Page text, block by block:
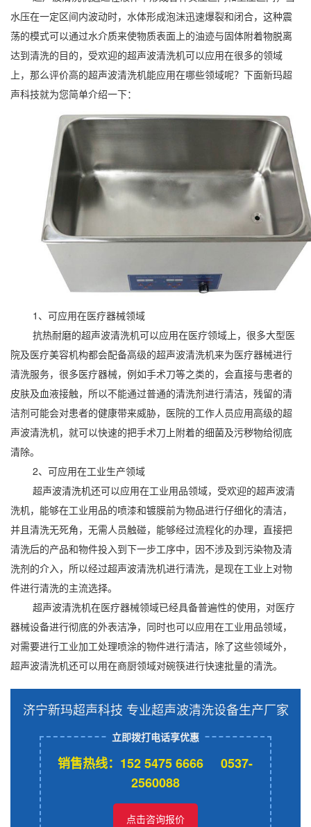
水压在一定区间内波动时，水体形成泡沫迅速爆裂和闭合，这种震
荡的模式可以通过水介质来使物质表面上的油迹与固体附着物脱离
达到清洗的目的，受欢迎的超声波清洗机可以应用在很多的领域
上，那么评价高的超声波清洗机能应用在哪些领域呢？下面新玛超
声科技就为您简单介绍一下：
1、可应用在医疗器械领域
抗热耐磨的超声波清洗机可以应用在医疗领域上，很多大型医
院及医疗美容机构都会配备高级的超声波清洗机来为医疗器械进行
清洗服务，很多医疗器械，例如手术刀等之类的，会直接与患者的
皮肤及血液接触，所以不能通过普通的清洗剂进行清洁，残留的清
洁剂可能会对患者的健康带来威胁，医院的工作人员应用高级的超
声波清洗机，就可以快速的把手术刀上附着的细菌及污秽物给彻底
清除。
2、可应用在工业生产领域
超声波清洗机还可以应用在工业用品领域，受欢迎的超声波清
洗机，能够在工业用品的喷漆和镀膜前为物品进行仔细化的清洁，
并且清洗无死角，无需人员触碰，能够经过流程化的办理，直接把
清洗后的产品和物件投入到下一步工序中，因不涉及到污染物及清
洗剂的介入，所以经过超声波清洗机进行清洗，是现在工业上对物
件进行清洗的主流选择。
超声波清洗机在医疗器械领域已经具备普遍性的使用，对医疗
器械设备进行彻底的外表洁净，同时也可以应用在工业用品领域，
对需要进行工业加工处理喷涂的物件进行清洁，除了这些领域外，
超声波清洗机还可以用在商厨领域对碗筷进行快速批量的清洗。
济宁新玛超声科技 专业超声波清洗设备生产厂家
立即拨打电话享优惠
销售热线：152 5475 6666 0537-
2560088
点击咨询报价